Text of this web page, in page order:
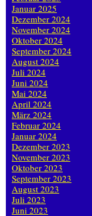
Januar 2025
Dezember 2024
November 2024
Oktober 2024
September 2024
August 2024
Juli 2024
Juni 2024
Mai 2024
April 2024
März 2024
Februar 2024
Januar 2024
Dezember 2023
November 2023
Oktober 2023
September 2023
August 2023
Juli 2023
Juni 2023